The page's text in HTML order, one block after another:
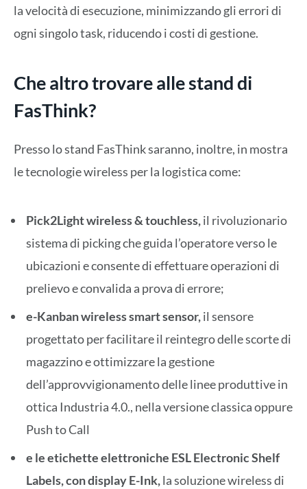
la velocità di esecuzione, minimizzando gli errori di
ogni singolo task, riducendo i costi di gestione.
Che altro trovare alle stand di
FasThink?
Presso lo stand FasThink saranno, inoltre, in mostra
le tecnologie wireless per la logistica come:
Pick2Light wireless & touchless,il rivoluzionario
sistema di picking che guida l’operatore verso le
ubicazioni e consente di effettuare operazioni di
prelievo e convalida a prova di errore;
e-Kanban wireless smart sensor,il sensore
progettato per facilitare il reintegro delle scorte di
magazzino e ottimizzare la gestione
dell’approvvigionamento delle linee produttive in
ottica Industria 4.0., nella versione classica oppure
Push to Call
e le etichette elettroniche ESL Electronic Shelf
Labels, con display E-Ink,la soluzione wireless di